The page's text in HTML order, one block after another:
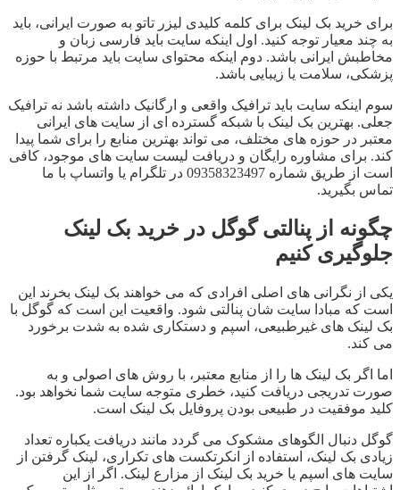
برای خرید بک لینک برای کلمه کلیدی لیزر تاتو به صورت ایرانی، باید
به چند معیار توجه کنید. اول اینکه سایت باید فارسی زبان و
مخاطبش ایرانی باشد. دوم اینکه محتوای سایت باید مرتبط با حوزه
پزشکی، سلامت یا زیبایی باشد.
سوم اینکه سایت باید ترافیک واقعی و ارگانیک داشته باشد نه ترافیک
جعلی. بهترین بک لینک با شبکه گسترده ای از سایت های ایرانی
معتبر در حوزه های مختلف، می تواند بهترین منابع را برای شما پیدا
کند. برای مشاوره رایگان و دریافت لیست سایت های موجود، کافی
است از طریق شماره 09358323497 در تلگرام یا واتساپ با ما
تماس بگیرید.
چگونه از پنالتی گوگل در خرید بک لینک
جلوگیری کنیم
یکی از نگرانی های اصلی افرادی که می خواهند بک لینک بخرند این
است که مبادا سایت شان پنالتی شود. واقعیت این است که گوگل با
بک لینک های غیرطبیعی، اسپم و دستکاری شده به شدت برخورد
می کند.
اما اگر بک لینک ها را از منابع معتبر، با روش های اصولی و به
صورت تدریجی دریافت کنید، خطری متوجه سایت شما نخواهد بود.
کلید موفقیت در طبیعی بودن پروفایل بک لینک است.
گوگل دنبال الگوهای مشکوک می گردد مانند دریافت یکباره تعداد
زیادی بک لینک، استفاده از انکرتکست های تکراری، لینک گرفتن از
سایت های اسپم یا خرید بک لینک از مزارع لینک. اگر از این